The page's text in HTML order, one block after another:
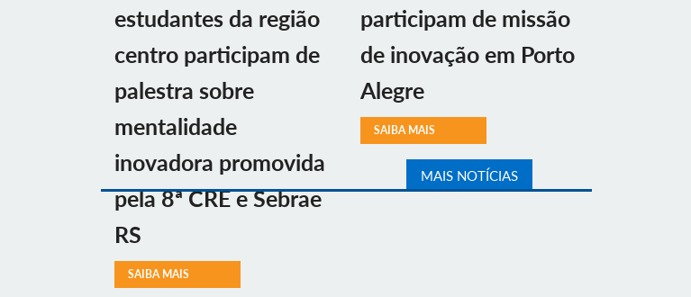
estudantes da região
centro participam de
palestra sobre
mentalidade
inovadora promovida
pela 8ª CRE e Sebrae
RS
SAIBA MAIS
participam de missão
de inovação em Porto
Alegre
SAIBA MAIS
MAIS NOTÍCIAS